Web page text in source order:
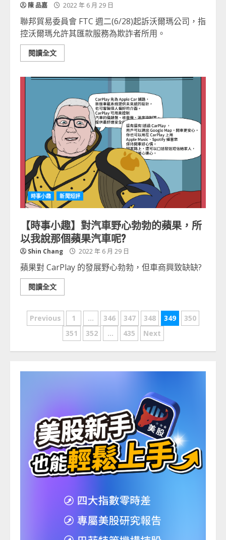
陳 品嘉 2022 年 6 月 29 日
聯邦貿易委員會 FTC 週二(6/28)起訴沃爾瑪公司，指
控沃爾瑪允許其匯款服務為欺詐者所用。
閱讀全文
時事小趣 新聞短評
【時事小趣】對汽車野心勃勃的蘋果，所
以我說那個蘋果汽車呢?
Shin Chang 2022 年 6 月 29 日
蘋果對 CarPlay 的發展野心勃勃，但車商興致缺缺?
閱讀全文
文
分
頁
Previous 1 ... 346 347 348 349
350
351
352 ... 435 Next